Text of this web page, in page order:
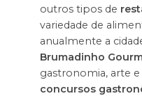
outros tipos de
variedade de
anualmente a
Brumadinho
gastronomia, arte
concursos